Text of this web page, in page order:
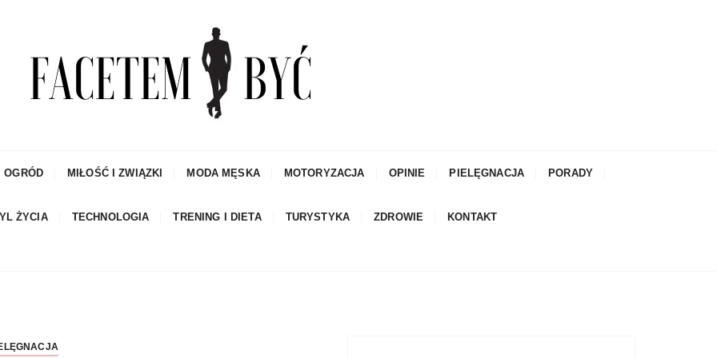
OGRÓD MIŁOŚĆ I ZWIĄZKI MODA MĘSKA MOTORYZACJA OPINIE PIELĘGNACJA PORADY
ŻYCIA TECHNOLOGIA TRENING I DIETA TURYSTYKA ZDROWIE KONTAKT